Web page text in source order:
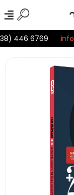
446 6769